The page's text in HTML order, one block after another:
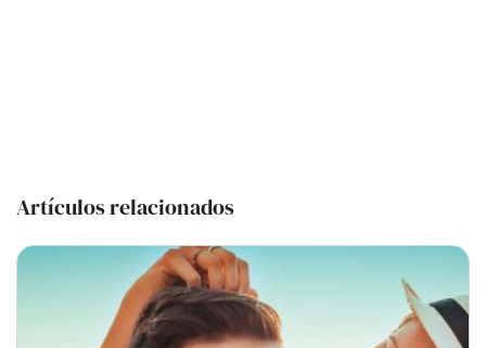
Artículos relacionados